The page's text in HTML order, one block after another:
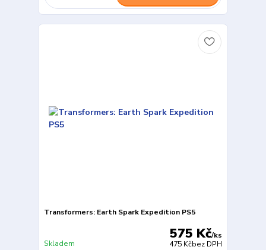
Transformers: Earth Spark Expedition PS5
575 Kč/ks
475 Kčbez DPH
Skladem